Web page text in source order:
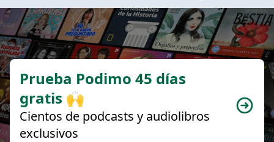
Prueba Podimo 45 días
gratis 🙌
Cientos de podcasts y audiolibros
exclusivos